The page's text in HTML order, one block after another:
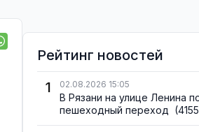
Рейтинг новостей
1
02.08.2026 15:05
В Рязани на улице Ленина
пешеходный переход